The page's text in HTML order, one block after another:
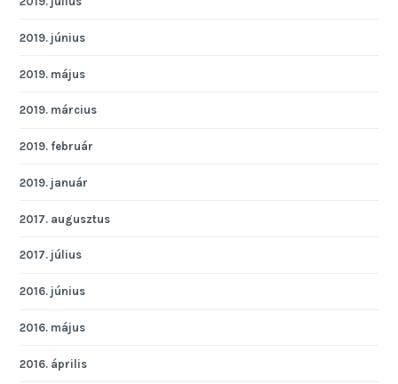
2019. június
2019. május
2019. március
2019. február
2019. január
2017. augusztus
2017. július
2016. június
2016. május
2016. április